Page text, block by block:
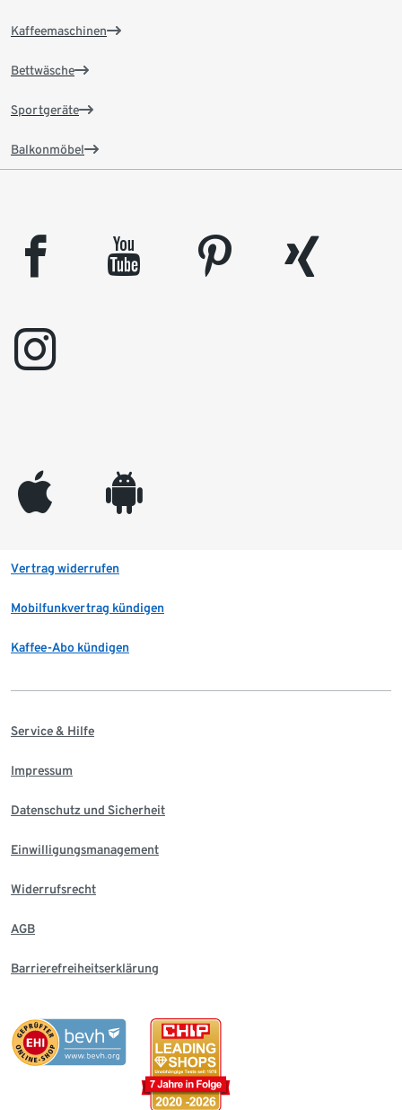
Kaffeemaschinen
Bettwäsche
Sportgeräte
Balkonmöbel
facebook youtube pinterest
xing
instagram
appleinc android
Vertrag widerrufen
Mobilfunkvertrag kündigen
Kaffee-Abo kündigen
Service & Hilfe
Impressum
Datenschutz und Sicherheit
Einwilligungsmanagement
Widerrufsrecht
AGB
Barrierefreiheitserklärung